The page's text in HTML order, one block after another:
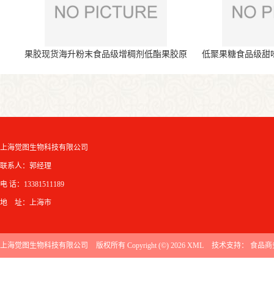
果胶现货海升粉末食品级增稠剂低酯果胶原
低聚果糖食品级甜
上海觉图生物科技有限公司
联系人：郭经理
电 话：13381511189
地 址：上海市
上海觉图生物科技有限公司 版权所有 Copyright (©) 2026 XML 技术支持： 食品商